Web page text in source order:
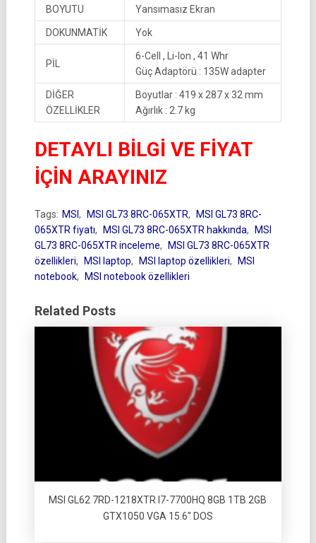
BOYUTU
Yansımasız Ekran
DOKUNMATİK Yok
PİL
6-Cell , Li-Ion , 41 Whr
Güç Adaptörü : 135W adapter
DİĞER
ÖZELLİKLER
Boyutlar : 419 x 287 x 32 mm
Ağırlık : 2.7 kg
DETAYLI BİLGİ VE FİYAT
İÇİN ARAYINIZ
Tags: MSI , MSI GL73 8RC-065XTR,
MSI GL73 8RC-
065XTR fiyatı, MSI GL73 8RC-065XTR hakkında,
MSI
GL73 8RC-065XTR inceleme,
MSI GL73 8RC-065XTR
özellikleri, MSI laptop, MSI laptop özellikleri,
MSI
notebook, MSI notebook özellikleri
Related Posts
MSI GL62 7RD-1218XTR I7-7700HQ 8GB 1TB 2GB
GTX1050 VGA 15.6″ DOS